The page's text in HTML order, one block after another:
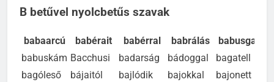
B betűvel nyolcbetűs szavak
babaarcú babérait babérral babrálás
babusgat
babuskám Bacchusi badarság bádoggal
bagatell
bagóleső
bájaitól bajlódik bajokkal
bajonett